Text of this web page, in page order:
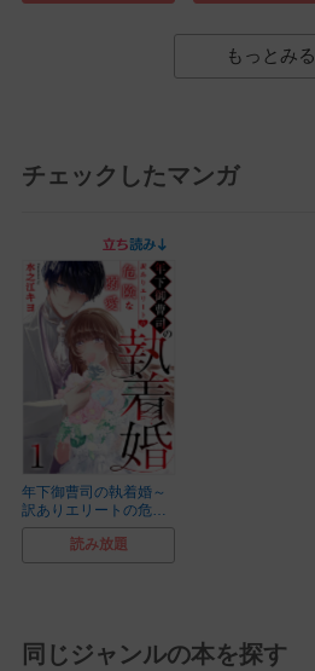
もっとみる
チェックしたマンガ
年下御曹司の執着婚～
訳ありエリートの危険
な溺愛～
読み放題
同じジャンルの本を探す